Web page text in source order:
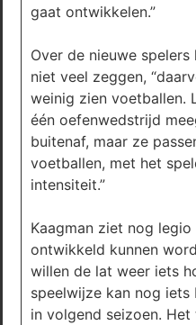
gaat ontwikkelen.”
Over de nieuwe
niet veel zeggen,
weinig zien voetballen.
één oefenwedstrijd
buitenaf, maar ze
voetballen, met het
intensiteit.”
Kaagman ziet nog
ontwikkeld kunnen
willen de lat weer iets
speelwijze kan nog iets
in volgend seizoen.